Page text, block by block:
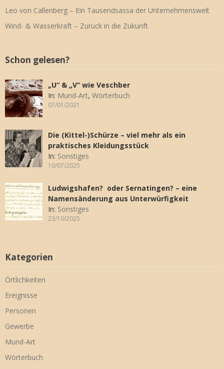
Leo von Callenberg – Ein Tausendsassa der Unternehmenswelt
Wind- & Wasserkraft – Zurück in die Zukunft
Schon gelesen?
„U“ & „V“ wie Veschber
In: Mund-Art, Wörterbuch
07/01/2021
Die (Kittel-)Schürze – viel mehr als ein
praktisches Kleidungsstück
In: Sonstiges
10/07/2025
Ludwigshafen? oder Sernatingen? – eine
Namensänderung aus Unterwürfigkeit
In: Sonstiges
23/10/2025
Kategorien
Örtlichkeiten
Ereignisse
Personen
Gewerbe
Mund-Art
Wörterbuch